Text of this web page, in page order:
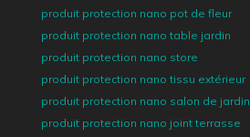
produit protection nano pot de fleur
produit protection nano table jardin
produit protection nano store
produit protection nano tissu extérieur
produit protection nano salon de jardin
produit protection nano joint terrasse